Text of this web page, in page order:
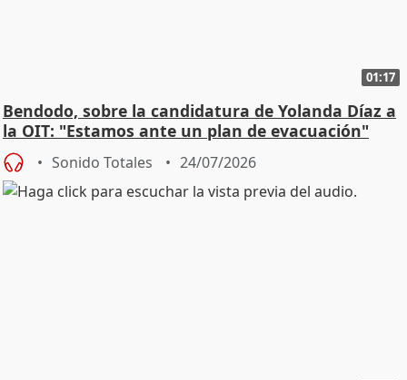
01:17
Bendodo, sobre la candidatura de Yolanda Díaz a
la OIT: "Estamos ante un plan de evacuación"
Sonido Totales 24/07/2026